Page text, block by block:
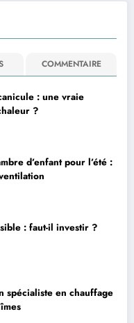
COMMENTAIRE
: une vraie
?
d’enfant pour l’été :
: faut-il investir ?
spécialiste en chauffage